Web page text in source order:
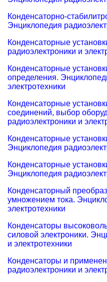
Конденсаторно-
Энциклопедия
Конденсаторные
радиоэлектроники и
Конденсаторные
определения.
электротехники
Конденсаторные
соединений, выбор
радиоэлектроники и
Конденсаторные
Энциклопедия
Конденсаторные
Энциклопедия
Конденсаторный
умножением тока.
электротехники
Конденсаторы
силовой электроники.
и электротехники
Конденсаторы и
радиоэлектроники и